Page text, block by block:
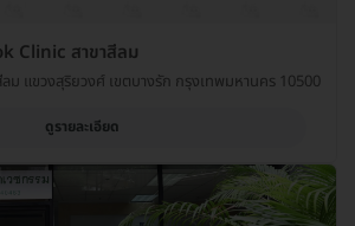
Clinic สาขาสีลม
ม แขวงสุริยวงศ์ เขตบางรัก กรุงเทพมหานคร 10500
ดูรายละเอียด